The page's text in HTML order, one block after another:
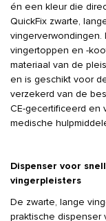
én een kleur die
QuickFix zwarte,
vingertoppen en -
materiaal van de
en is geschikt voor
verzekerd van de
CE-gecertificeerd en
medische
Dispenser voor
vingerpleisters
De zwarte, lange
praktische dispenser